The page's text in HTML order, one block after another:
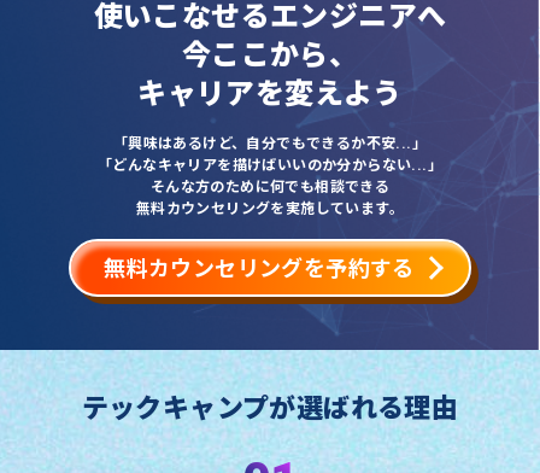
使いこなせるエンジニアへ
今ここから、
キャリアを変えよう
「興味はあるけど、自分でもできるか不安...」
「どんなキャリアを描けばいいのか分からない...」
そんな方のために何でも相談できる
無料カウンセリングを実施しています。
無料カウンセリングを予約する
テックキャンプが選ばれる理由